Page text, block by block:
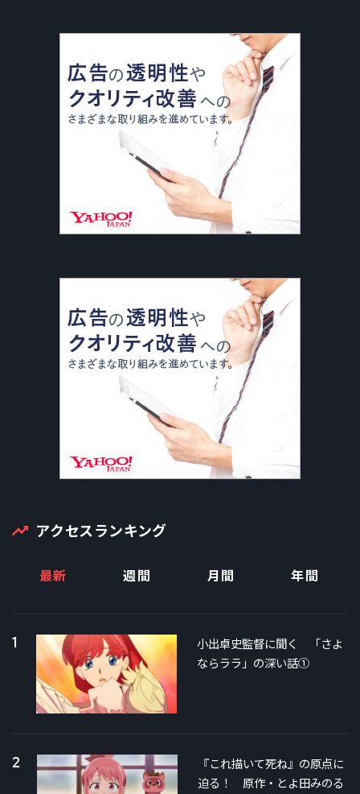
アクセスランキング
最新 週間 月間 年間
1
小出卓史監督に聞く 「さよ
ならララ」の深い話①
2
『これ描いて死ね』の原点に
迫る！ 原作・とよ田みのる